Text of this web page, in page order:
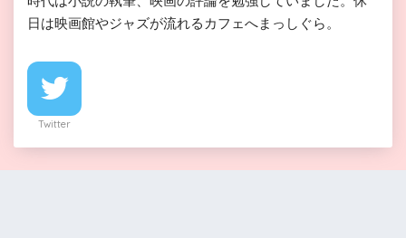
日は映画館やジャズが流れるカフェへまっしぐら。
Twitter